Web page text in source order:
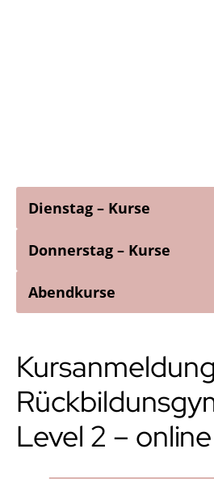
Dienstag – Kurse
Donnerstag – Kurse
Abendkurse
Kursanmeldung
Level 2 – online